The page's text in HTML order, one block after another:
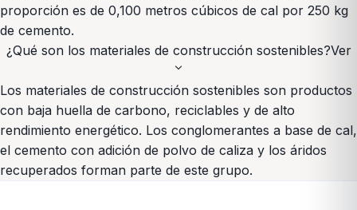
proporción es de 0,100 metros cúbicos de cal por 250 kg
de cemento.
¿Qué son los materiales de construcción sostenibles?Ver
expand_more
Los materiales de construcción sostenibles son productos
con baja huella de carbono, reciclables y de alto
rendimiento energético. Los conglomerantes a base de cal,
el cemento con adición de polvo de caliza y los áridos
recuperados forman parte de este grupo.